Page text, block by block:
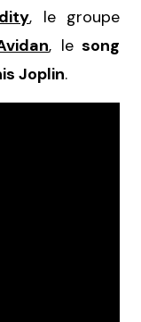
, le groupe
, lesong
Joplin.